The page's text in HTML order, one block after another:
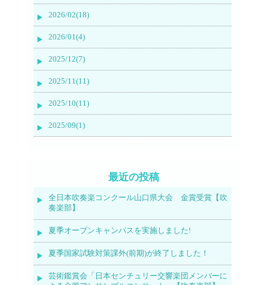
2026/02(18)
2026/01(4)
2025/12(7)
2025/11(11)
2025/10(11)
2025/09(1)
最近の投稿
全日本吹奏楽コンクール山口県大会 金賞受賞【吹
奏楽部】
夏季オープンキャンパスを実施しました!
夏季国家試験対策課外(前期)が終了しました！
芸術鑑賞会「日本センチュリー交響楽団メンバーに